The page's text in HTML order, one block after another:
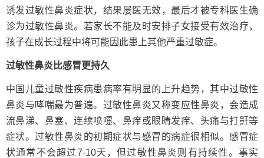
诱发过敏性鼻炎症状，结果屡医无效，最后才被专科医生确
诊为过敏性鼻炎。若家长不能及时安排子女接受有效治疗，
孩子在成长过程中将可能因此患上其他严重过敏症。
过敏性鼻炎比感冒更持久
中国儿童过敏性疾病患病率有明显的上升趋势，其中过敏性
鼻炎与哮喘最为普遍。过敏性鼻炎又称变应性鼻炎，会造成
流鼻涕、鼻塞、连续喷嚏、鼻痒或眼睛发痒、头痛与打鼾等
症状。过敏性鼻炎的初期症状与感冒的病症很相似。感冒症
状通常不会超过7-10天，但过敏性鼻炎则有持续性。事实